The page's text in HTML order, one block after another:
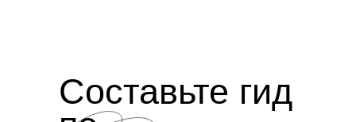
Составьте гид